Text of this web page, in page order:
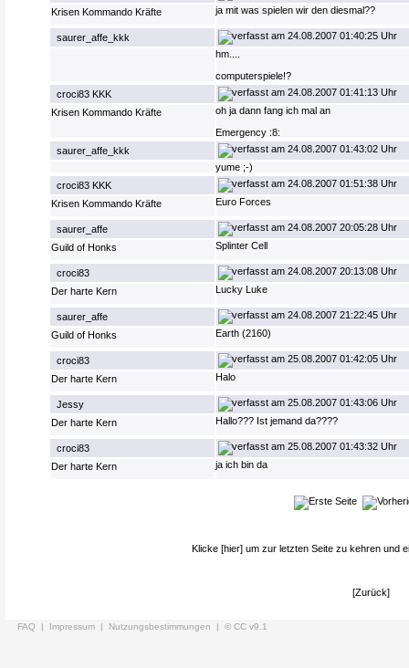
Krisen Kommando Kräfte
ja mit was spielen wir den diesmal??
saurer_affe_kkk
24.08.2007 01:40:25 Uhr
hm....
computerspiele!?
croci83 KKK
24.08.2007 01:41:13 Uhr
Krisen Kommando Kräfte
oh ja dann fang ich mal an
Emergency :8:
saurer_affe_kkk
24.08.2007 01:43:02 Uhr
yume ;-)
croci83 KKK
24.08.2007 01:51:38 Uhr
Krisen Kommando Kräfte
Euro Forces
saurer_affe
24.08.2007 20:05:28 Uhr
Guild of Honks
Splinter Cell
croci83
24.08.2007 20:13:08 Uhr
Der harte Kern
Lucky Luke
saurer_affe
24.08.2007 21:22:45 Uhr
Guild of Honks
Earth (2160)
croci83
25.08.2007 01:42:05 Uhr
Der harte Kern
Halo
Jessy
25.08.2007 01:43:06 Uhr
Der harte Kern
Hallo??? Ist jemand da????
croci83
25.08.2007 01:43:32 Uhr
Der harte Kern
ja ich bin da
Klicke [hier] um zur letzten Seite zu kehren und
[Zurück]
FAQ | Impressum | Nutzungsbestimmungen | © CC v9.1